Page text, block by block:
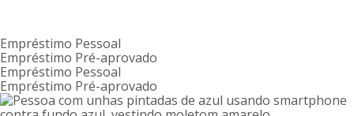
Empréstimo Pessoal
Empréstimo Pré-aprovado
Empréstimo Pessoal
Empréstimo Pré-aprovado